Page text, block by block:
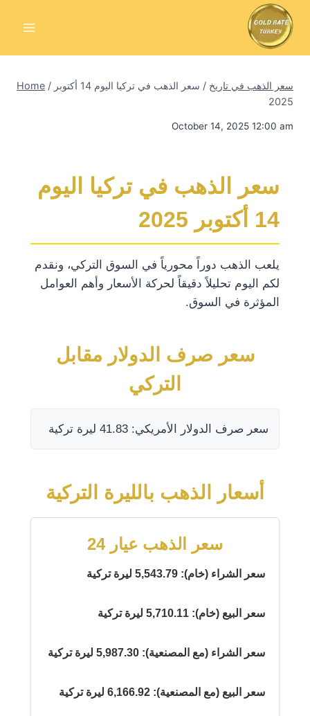
Home / سعر الذهب في تاريخ /
سعر الذهب في تركيا اليوم 14 أكتوبر
2025
October 14, 2025 12:00 am
سعر الذهب في تركيا اليوم
14 أكتوبر 2025
يلعب الذهب دوراً محورياً في السوق التركي، ونقدم
لكم اليوم تحليلاً دقيقاً لحركة الأسعار وأهم العوامل
المؤثرة في السوق.
سعر صرف الدولار مقابل
التركي
سعر صرف الدولار الأمريكي: 41.83 ليرة تركية
أسعار الذهب بالليرة التركية
سعر الذهب عيار 24
سعر الشراء (خام): 5,543.79 ليرة تركية
سعر البيع (خام): 5,710.11 ليرة تركية
سعر الشراء (مع المصنعية): 5,987.30 ليرة تركية
سعر البيع (مع المصنعية): 6,166.92 ليرة تركية